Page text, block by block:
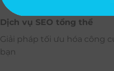
Dịch vụ SEO tổng thể
Giải pháp tối ưu hóa công
bạn